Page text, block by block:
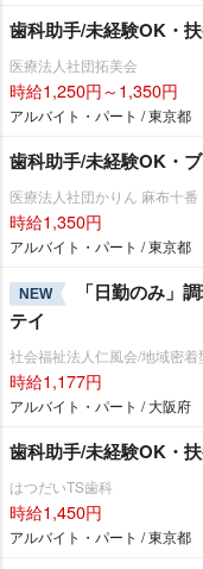
歯科助手/未経験OK・
医療法人社団拓美会
時給1,250円～1,350円
アルバイト・パート / 東京都
歯科助手/未経験OK・
医療法人社団かりん 麻布十番
時給1,350円
アルバイト・パート / 東京都
NEW
「日勤のみ」
テイ
社会福祉法人仁風会/地域密
時給1,177円
アルバイト・パート / 大阪府
歯科助手/未経験OK・
はつだいTS歯科
時給1,450円
アルバイト・パート / 東京都